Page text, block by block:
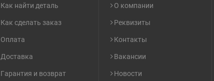
Как найти деталь
Как сделать заказ
Оплата
Доставка
Гарантия и возврат
О компании
Реквизиты
Контакты
Вакансии
Новости